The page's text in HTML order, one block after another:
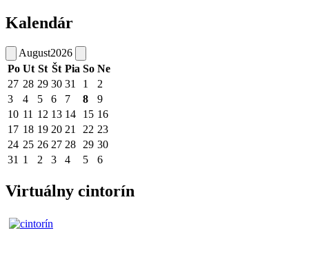
Kalendár
August2026
Po Ut St Št Pia So Ne
27 28 29 30 31 1
2
3
4 5 6 7 8
9
10 11 12 13 14 15 16
17 18 19 20 21 22 23
24 25 26 27 28 29 30
31 1 2 3 4 5 6
Virtuálny cintorín